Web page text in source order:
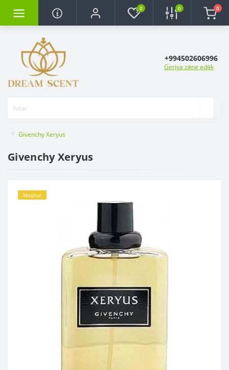
0 0 0
+994502606996
Geriya zəng edək
Givenchy Xeryus
Givenchy Xeryus
Məşhur